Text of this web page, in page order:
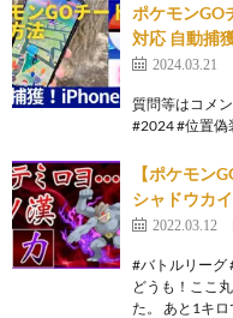
ポケモンGO
対応 自動捕
2024.03.21
質問等はコメ
#2024 #位置偽
【ポケモン
シャドウカ
2022.03.12
#バトルリーグ
どうも！ここ
た。 あと1キ